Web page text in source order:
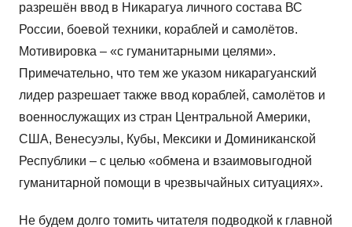
разрешён ввод в Никарагуа личного состава ВС
России, боевой техники, кораблей и самолётов.
Мотивировка – «с гуманитарными целями».
Примечательно, что тем же указом никарагуанский
лидер разрешает также ввод кораблей, самолётов и
военнослужащих из стран Центральной Америки,
США, Венесуэлы, Кубы, Мексики и Доминиканской
Республики – с целью «обмена и взаимовыгодной
гуманитарной помощи в чрезвычайных ситуациях».
Не будем долго томить читателя подводкой к главной